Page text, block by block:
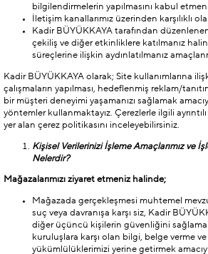
bilgilendirmelerin yapılmasını kabul
İletişim kanallarımız üzerinden karşılıklı
Kadir BÜYÜKKAYA tarafından
çekiliş ve diğer etkinliklere katılmanız
süreçlerine ilişkin aydınlatılmanız
Kadir BÜYÜKKAYA olarak; Site kullanımlarına
çalışmaların yapılması, hedeflenmiş reklam/
bir müşteri deneyimi yaşamanızı sağlamak
yöntemler kullanmaktayız. Çerezlerle ilgili
yer alan çerez politikasını inceleyebilirsiniz.
Kişisel Verilerinizi İşleme Amaçlarımız ve
Nelerdir?
Mağazalarımızı ziyaret etmeniz halinde;
Mağazada gerçekleşmesi muhtemel
suç veya davranışa karşı siz, Kadir
diğer üçüncü kişilerin güvenliğini
kuruluşlara karşı olan bilgi, belge verme
yükümlülüklerimizi yerine getirmek